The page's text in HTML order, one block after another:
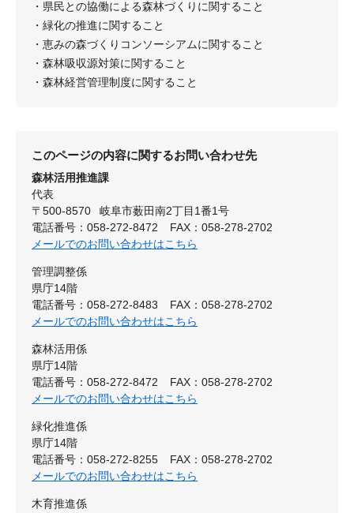
・県民との協働による森林づくりに関すること
・緑化の推進に関すること
・恵みの森づくりコンソーシアムに関すること
・森林吸収源対策に関すること
・森林経営管理制度に関すること
このページの内容に関するお問い合わせ先
森林活用推進課
代表
〒500-8570
岐阜市薮田南2丁目1番1号
電話番号：058-272-8472
FAX：058-278-2702
メールでのお問い合わせはこちら
管理調整係
県庁14階
電話番号：058-272-8483
FAX：058-278-2702
メールでのお問い合わせはこちら
森林活用係
県庁14階
電話番号：058-272-8472
FAX：058-278-2702
メールでのお問い合わせはこちら
緑化推進係
県庁14階
電話番号：058-272-8255
FAX：058-278-2702
メールでのお問い合わせはこちら
木育推進係